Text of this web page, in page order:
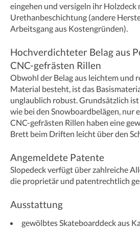
eingehen und versigeln ihr Holzdeck
Urethanbeschichtung (andere
Arbeitsgang aus Kostengründen).
Hochverdichteter Belag aus
CNC-gefrästen Rillen
Obwohl der Belag aus leichtem und
Material besteht, ist das
unglaublich robust. Grundsätzlich
wie bei den Snowboardbelägen, nur
CNC-gefrästen Rillen haben eine
Brett beim Driften leicht über den
Angemeldete Patente
Slopedeck verfügt über zahlreiche
die proprietär und patentrechtlich
Ausstattung
gewölbtes Skateboarddeck aus